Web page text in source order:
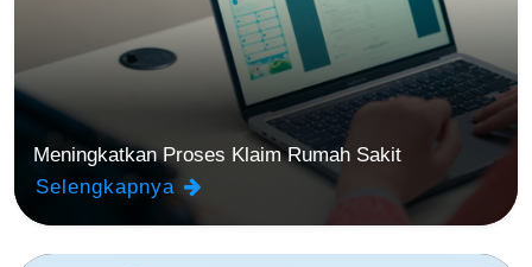
Meningkatkan Proses Klaim Rumah Sakit
Selengkapnya